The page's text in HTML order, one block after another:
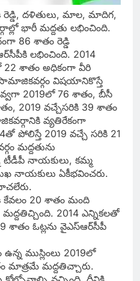
రెడ్డి, దళితులు, మాల, మాదిగ,
భారీ మద్దతు లభించింది.
86 శాతం రెడ్డి
లభించింది. 2014
22 శాతం అధికంగా వీరి
సామాజికవర్గం విషయానికొస్తే
2019లో 76 శాతం, బీసీ
2019 వచ్చేసరికి 39 శాతం
వ్యతిరేకంగా
పోలిస్తే 2019 వచ్చే సరికి 21
మద్దతును
టీడీపీ నాయకులు, కమ్మ
నాయకులు ఏకీభవించరు.
కేవలం 20 శాతం మంది
2014 ఎన్నికలతో
శాతం ఓట్లను వైఎస్‌ఆర్‌సీపీ
ముస్లింలు 2019లో
మాత్రమే మద్దతిచ్చారు.